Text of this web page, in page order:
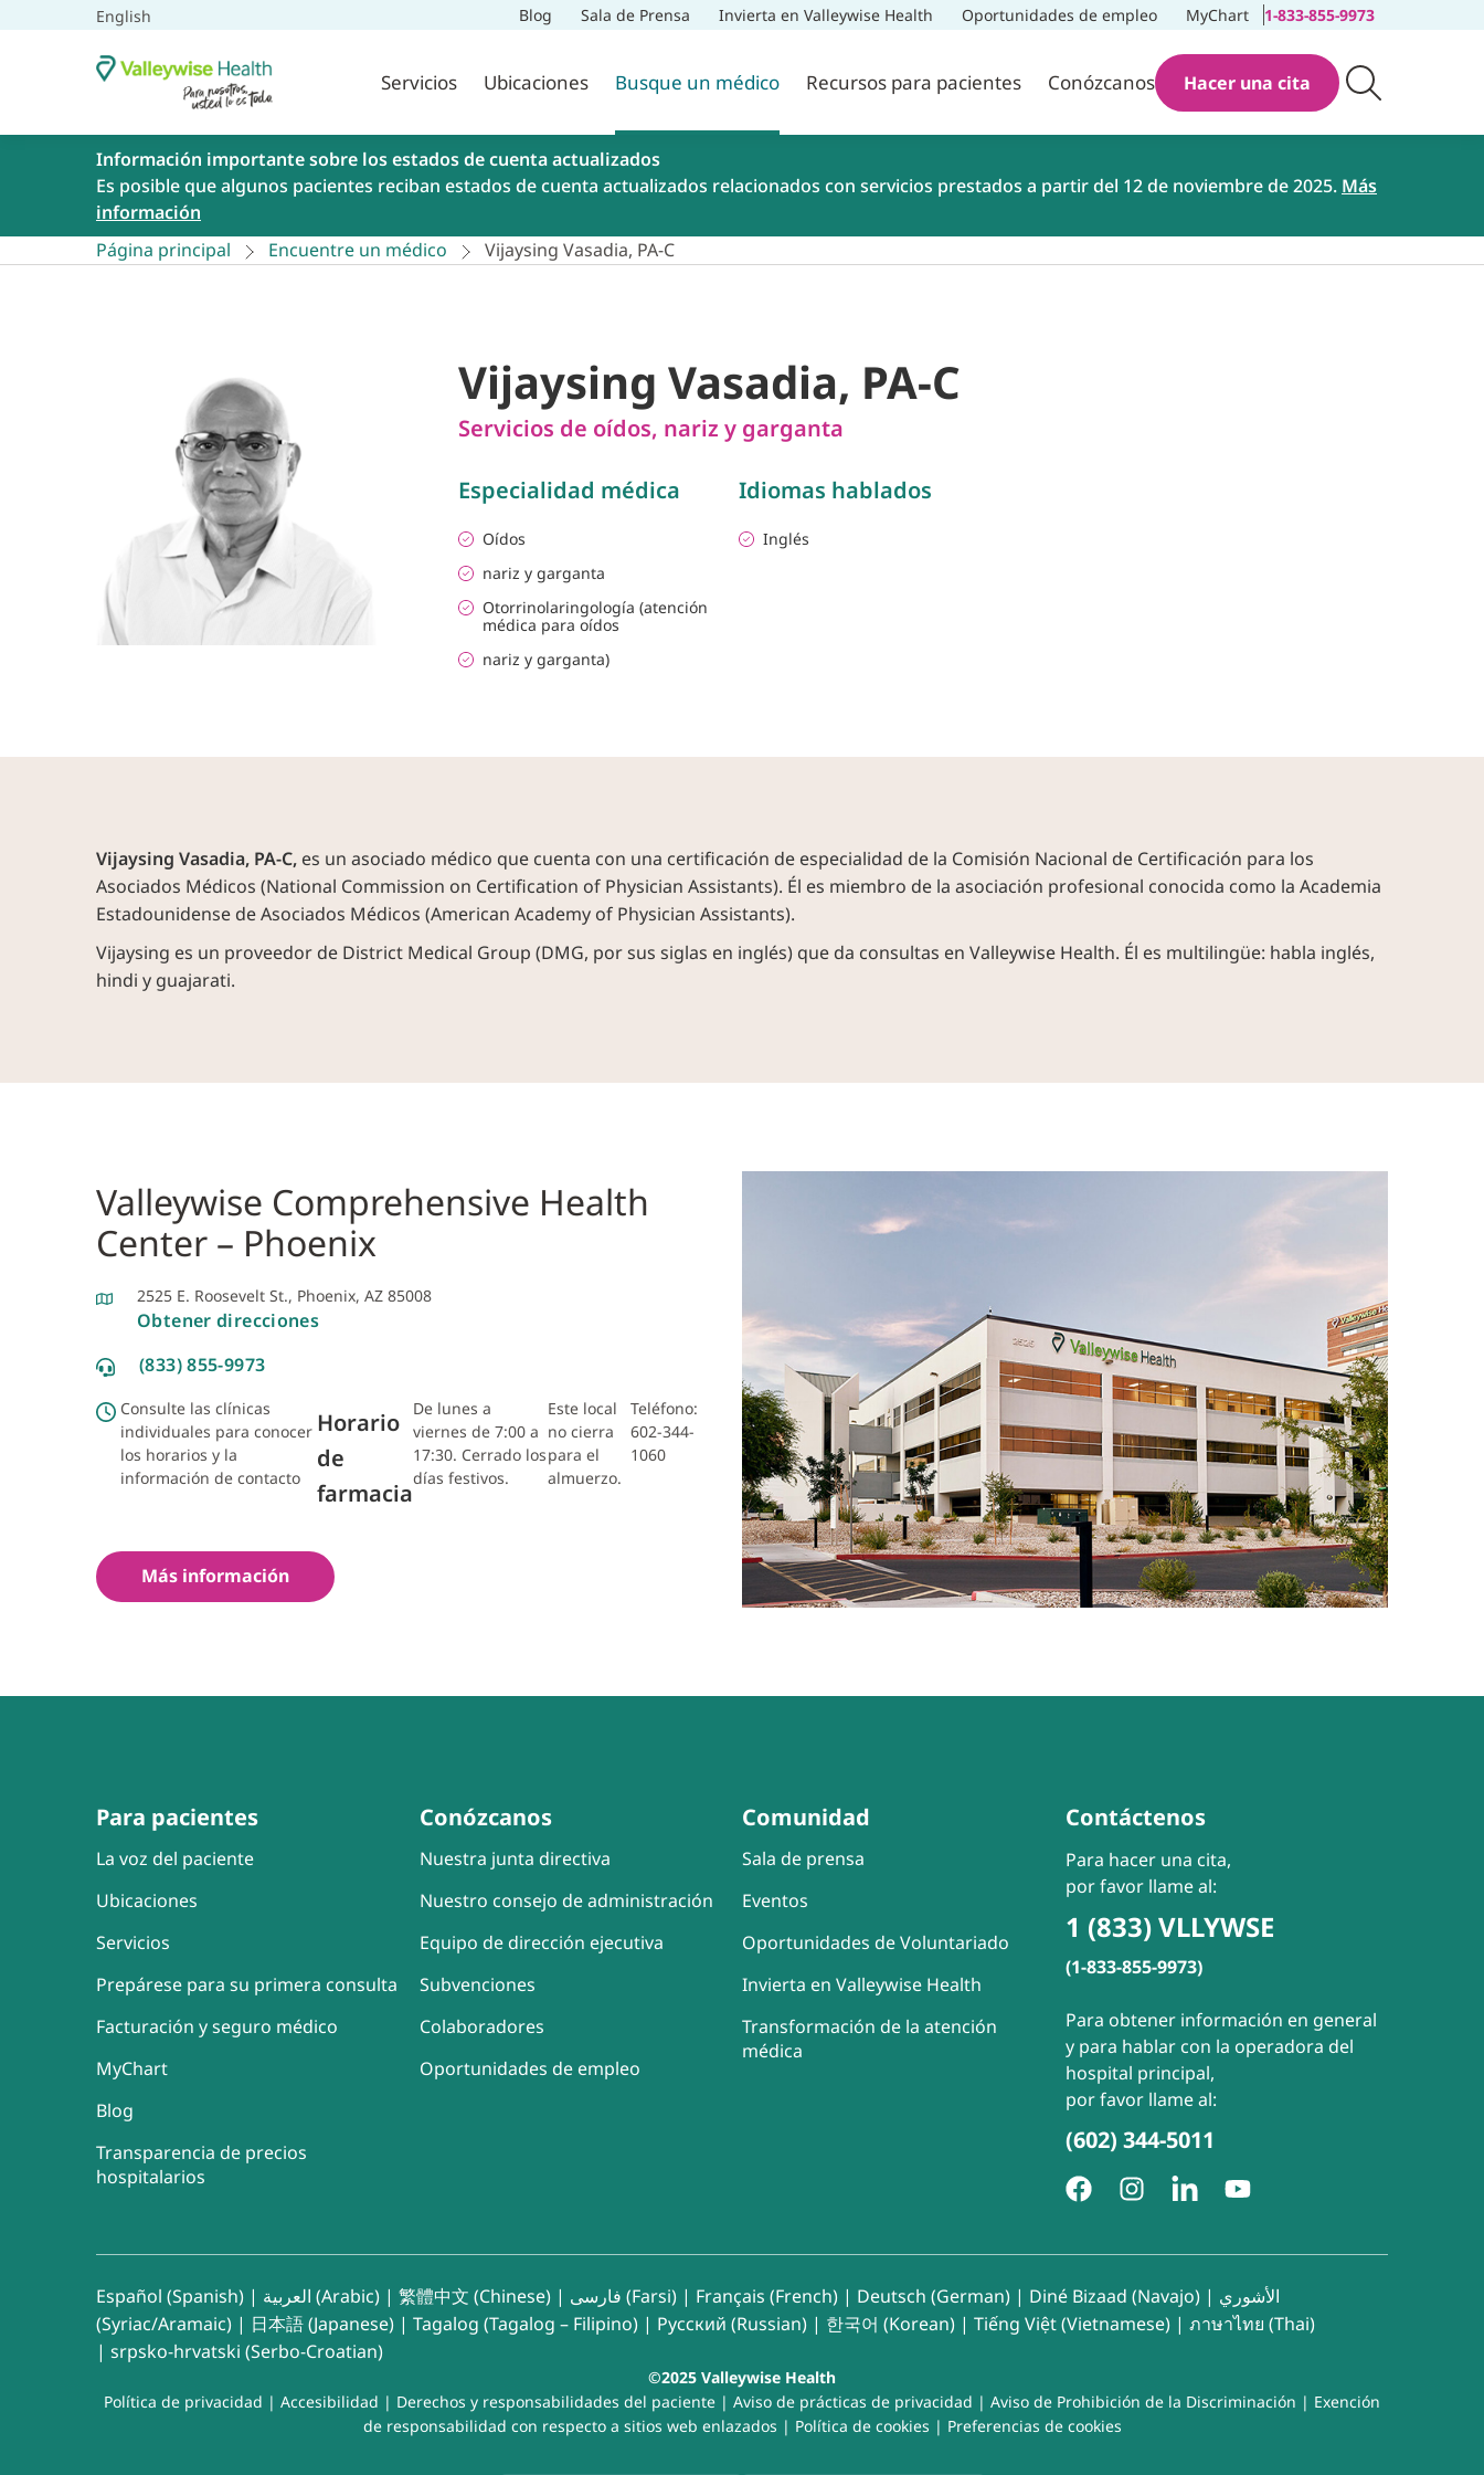
English Blog Sala de Prensa Invierta en Valleywise Health Oportunidades de empleo MyChart 1-833-855-9973
Servicios Ubicaciones Busque un médico Recursos para pacientes Conózcanos Hacer una cita
Información importante sobre los estados de cuenta actualizados
Es posible que algunos pacientes reciban estados de cuenta actualizados relacionados con servicios prestados a partir del 12 de noviembre de 2025. Más
información
Página principal
Encuentre un médico Vijaysing Vasadia, PA-C
Vijaysing Vasadia, PA-C
Servicios de oídos, nariz y garganta
Especialidad médica
Oídos
nariz y garganta
Otorrinolaringología (atención
médica para oídos
nariz y garganta)
Idiomas hablados
Inglés
Vijaysing Vasadia, PA-C, es un asociado médico que cuenta con una certificación de especialidad de la Comisión Nacional de Certificación para los
Asociados Médicos (National Commission on Certification of Physician Assistants). Él es miembro de la asociación profesional conocida como la Academia
Estadounidense de Asociados Médicos (American Academy of Physician Assistants).
Vijaysing es un proveedor de District Medical Group (DMG, por sus siglas en inglés) que da consultas en Valleywise Health. Él es multilingüe: habla inglés,
hindi y guajarati.
Valleywise Comprehensive Health
Center – Phoenix
2525 E. Roosevelt St., Phoenix, AZ 85008
Obtener direcciones
(833) 855-9973
Consulte las clínicas
individuales para conocer
los horarios y la
información de contacto
Horario
de
farmacia
De lunes a
viernes de 7:00 a
17:30. Cerrado los
días festivos.
Este local
no cierra
para el
almuerzo.
Teléfono:
602-344-
1060
Más información
Para pacientes
La voz del paciente
Ubicaciones
Servicios
Prepárese para su primera consulta
Facturación y seguro médico
MyChart
Blog
Transparencia de precios
hospitalarios
Conózcanos
Nuestra junta directiva
Nuestro consejo de administración
Equipo de dirección ejecutiva
Subvenciones
Colaboradores
Oportunidades de empleo
Comunidad
Sala de prensa
Eventos
Oportunidades de Voluntariado
Invierta en Valleywise Health
Transformación de la atención
médica
Contáctenos
Para hacer una cita,
por favor llame al:
1 (833) VLLYWSE
(1-833-855-9973)
Para obtener información en general
y para hablar con la operadora del
hospital principal,
por favor llame al:
(602) 344-5011
Español (Spanish) | العربية (Arabic) | 繁體中文 (Chinese) | فارسی (Farsi) | Français (French) | Deutsch (German) | Diné Bizaad (Navajo) | الأشوري
(Syriac/Aramaic) | 日本語 (Japanese) | Tagalog (Tagalog – Filipino) | Русский (Russian) | 한국어 (Korean) | Tiếng Việt (Vietnamese) | ภาษาไทย (Thai)
| srpsko-hrvatski (Serbo-Croatian)
©2025 Valleywise Health
Política de privacidad | Accesibilidad | Derechos y responsabilidades del paciente | Aviso de prácticas de privacidad | Aviso de Prohibición de la Discriminación | Exención
de responsabilidad con respecto a sitios web enlazados | Política de cookies | Preferencias de cookies